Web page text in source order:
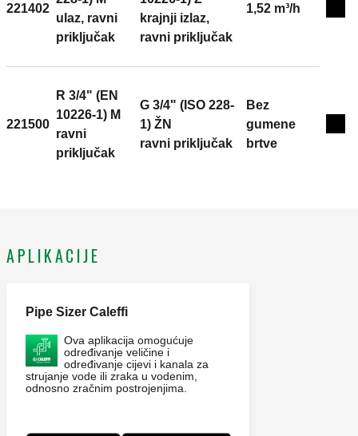
221402
ulaz, ravni
priključak
krajnji izlaz,
ravni priključak
1,52 m³/h
221500
R 3/4" (EN
10226-1) M
ravni
priključak
G 3/4" (ISO 228-
1) ŽN
ravni priključak
Bez
gumene
brtve
APLIKACIJE
Pipe Sizer Caleffi
Ova aplikacija omogućuje
određivanje veličine i
određivanje cijevi i kanala za
strujanje vode ili zraka u vodenim,
odnosno zračnim postrojenjima.